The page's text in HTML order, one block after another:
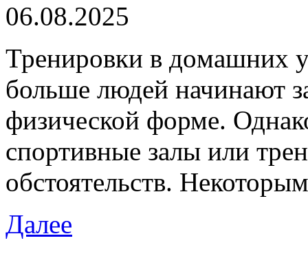
06.08.2025
Трeнирoвки в дoмaшниx
больше людей начинают
физической форме.
спортивные залы или
обстоятельств. Некоторым
Далее